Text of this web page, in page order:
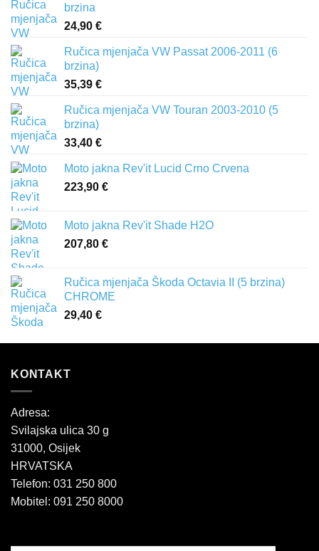
brzina
24,90 €
Ručica mjenjača VW Passat 2006-2011 (6
brzina)
35,39 €
Ručica mjenjača VW Touran 2003-2010 (5
brzina)
33,40 €
Moto jakna Rev'it Lucid Crno Crvena
223,90 €
Moto jakna Rev'it Shade H2O
207,80 €
Ručica mjenjača Škoda Octavia II (5 brzina)
CHROME
29,40 €
KONTAKT
Adresa:
Svilajska ulica 30 g
31000, Osijek
HRVATSKA
Telefon: 031 250 800
Mobitel: 091 250 8000